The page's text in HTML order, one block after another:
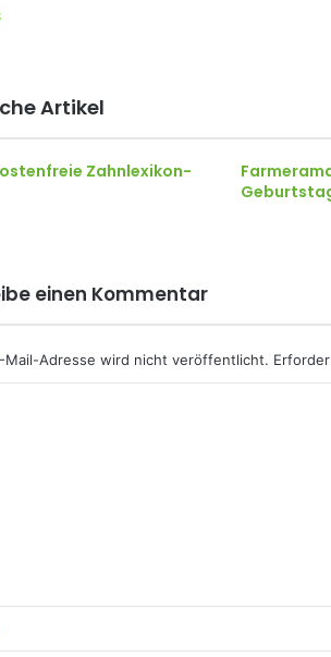
Artikel
Zahnlexikon-
einen Kommentar
Mail-Adresse wird nicht veröffentlicht.